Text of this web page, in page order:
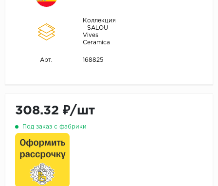
Коллекция
- SALOU
Vives
Ceramica
Арт. 168825
308.32 ₽/шт
Под заказ с фабрики